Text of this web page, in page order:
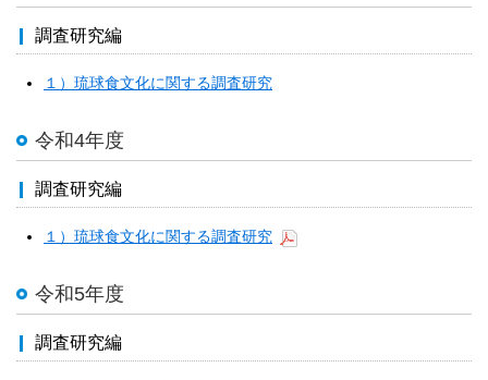
調査研究編
１）琉球食文化に関する調査研究
令和4年度
調査研究編
１）琉球食文化に関する調査研究
令和5年度
調査研究編